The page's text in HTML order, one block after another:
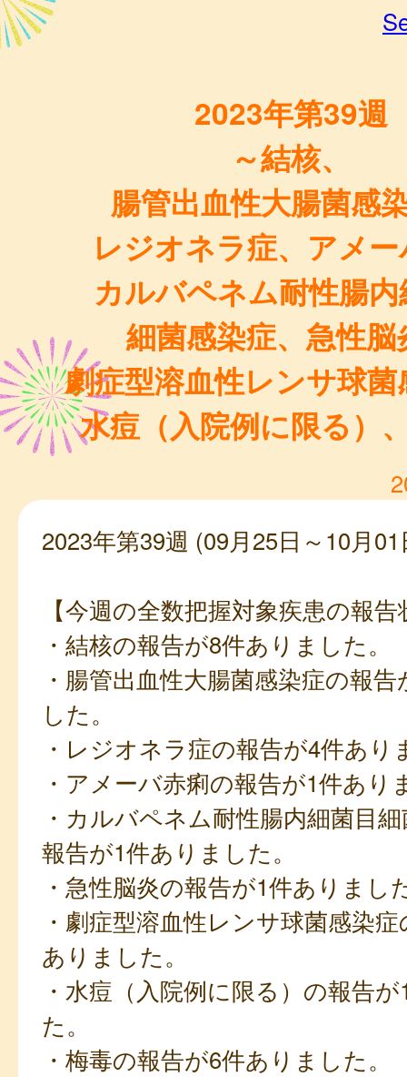
2023年第39週
～結核、
腸管出血性大腸菌感
レジオネラ症、アメ
カルバペネム耐性腸
細菌感染症、急性脳
劇症型溶血性レンサ球菌
水痘（入院例に限る）
2023年第39週 (09月25日～10月01
【今週の全数把握対象疾患の報
・結核の報告が8件ありました。
・腸管出血性大腸菌感染症の報
した。
・レジオネラ症の報告が4件あり
・アメーバ赤痢の報告が1件あり
・カルバペネム耐性腸内細菌目
報告が1件ありました。
・急性脳炎の報告が1件ありまし
・劇症型溶血性レンサ球菌感染
ありました。
・水痘（入院例に限る）の報告
た。
・梅毒の報告が6件ありました。